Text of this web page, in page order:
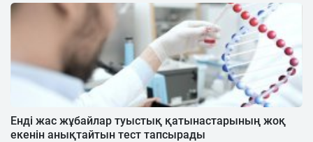
Енді жас жұбайлар туыстық қатынастарының жоқ
екенін анықтайтын тест тапсырады